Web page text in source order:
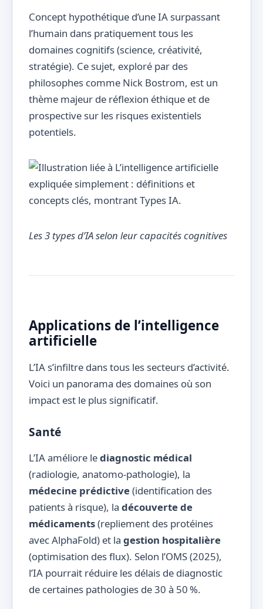
Concept hypothétique d’une IA surpassant
l’humain dans pratiquement tous les
domaines cognitifs (science, créativité,
stratégie). Ce sujet, exploré par des
philosophes comme Nick Bostrom, est un
thème majeur de réflexion éthique et de
prospective sur les risques existentiels
potentiels.
Les 3 types d’IA selon leur capacités cognitives
Applications de l’intelligence
artificielle
L’IA s’infiltre dans tous les secteurs d’activité.
Voici un panorama des domaines où son
impact est le plus significatif.
Santé
L’IA améliore lediagnostic médical
(radiologie, anatomo-pathologie), la
médecine prédictive(identification des
patients à risque), la découverte de
médicaments(repliement des protéines
avec AlphaFold) et la gestion hospitalière
(optimisation des flux). Selon l’OMS (2025),
l’IA pourrait réduire les délais de diagnostic
de certaines pathologies de 30 à 50 %.